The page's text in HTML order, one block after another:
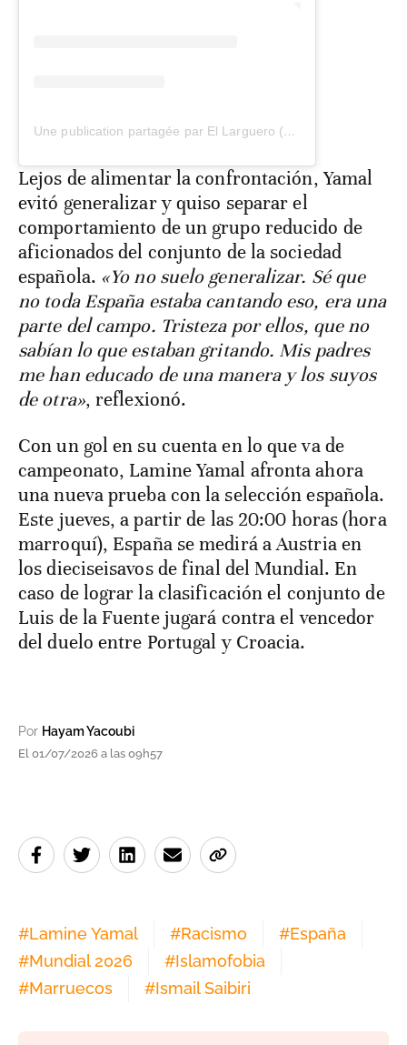
Une publication partagée par El Larguero (@ellarguero)
Lejos de alimentar la confrontación, Yamal
evitó generalizar y quiso separar el
comportamiento de un grupo reducido de
aficionados del conjunto de la sociedad
española. «Yo no suelo generalizar. Sé que
no toda España estaba cantando eso, era una
parte del campo. Tristeza por ellos, que no
sabían lo que estaban gritando. Mis padres
me han educado de una manera y los suyos
de otra», reflexionó.
Con un gol en su cuenta en lo que va de
campeonato, Lamine Yamal afronta ahora
una nueva prueba con la selección española.
Este jueves, a partir de las 20:00 horas (hora
marroquí), España se medirá a Austria en
los dieciseisavos de final del Mundial. En
caso de lograr la clasificación el conjunto de
Luis de la Fuente jugará contra el vencedor
del duelo entre Portugal y Croacia.
Por Hayam Yacoubi
El 01/07/2026 a las 09h57
#Lamine Yamal #Racismo #España
#Mundial 2026 #Islamofobia
#Marruecos #Ismail Saibiri